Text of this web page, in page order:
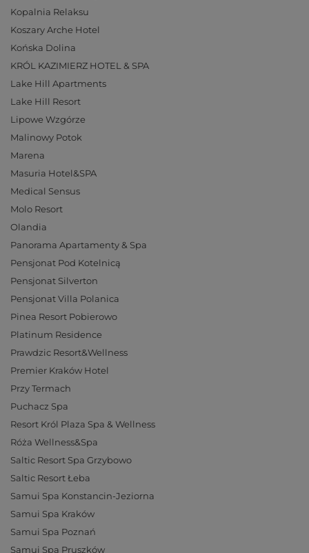
Kopalnia Relaksu
Koszary Arche Hotel
Końska Dolina
KRÓL KAZIMIERZ HOTEL & SPA
Lake Hill Apartments
Lake Hill Resort
Lipowe Wzgórze
Malinowy Potok
Marena
Masuria Hotel&SPA
Medical Sensus
Molo Resort
Olandia
Panorama Apartamenty & Spa
Pensjonat Pod Kotelnicą
Pensjonat Silverton
Pensjonat Villa Polanica
Pinea Resort Pobierowo
Platinum Residence
Prawdzic Resort&Wellness
Premier Kraków Hotel
Przy Termach
Puchacz Spa
Resort Król Plaza Spa & Wellness
Róża Wellness&Spa
Saltic Resort Spa Grzybowo
Saltic Resort Łeba
Samui Spa Konstancin-Jeziorna
Samui Spa Kraków
Samui Spa Poznań
Samui Spa Pruszków